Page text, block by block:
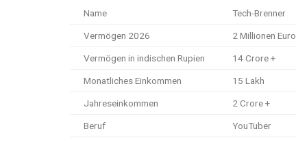
Name Tech-Brenner
Vermögen 2026 2 Millionen Euro
Vermögen in indischen Rupien 14 Crore +
Monatliches Einkommen 15 Lakh
Jahreseinkommen 2 Crore +
Beruf YouTuber